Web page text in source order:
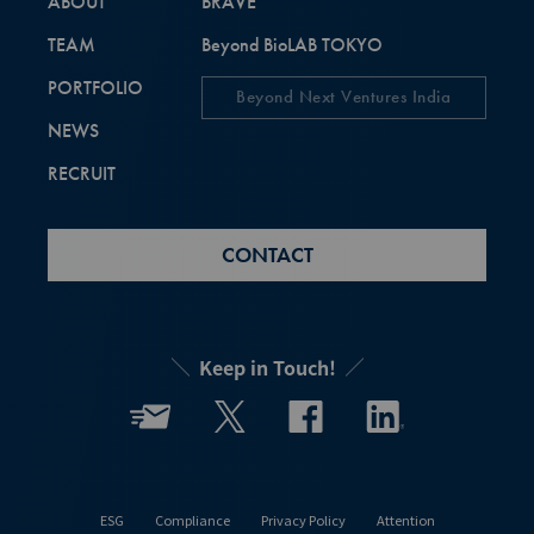
TEAM
PORTFOLIO
NEWS
RECRUIT
Beyond BioLAB TOKYO
Beyond Next Ventures India
CONTACT
Keep in Touch!
ESG Compliance Privacy Policy Attention